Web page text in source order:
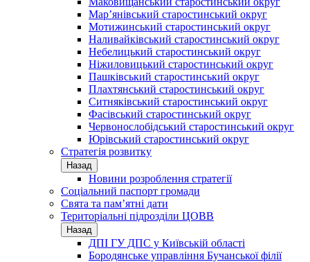
Мар’янівський старостинський округ
Мотижинський старостинський округ
Наливайківський старостинський округ
Небелицький старостинський округ
Ніжиловицький старостинський округ
Пашківський старостинський округ
Плахтянський старостинський округ
Ситняківський старостинський округ
Фасівський старостинський округ
Червонослобідський старостинський округ
Юрівський старостинський округ
Стратегія розвитку
Назад
Новини розроблення стратегії
Соціальний паспорт громади
Свята та пам’ятні дати
Територіальні підрозділи ЦОВВ
Назад
ДПІ ГУ ДПС у Київській області
Бородянське управління Бучанської філії